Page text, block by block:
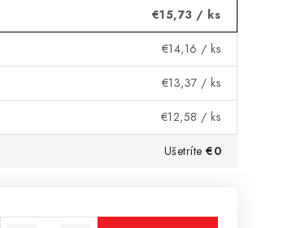
€15,73 / ks
€14,16 / ks
€13,37 / ks
€12,58 / ks
Ušetríte €0